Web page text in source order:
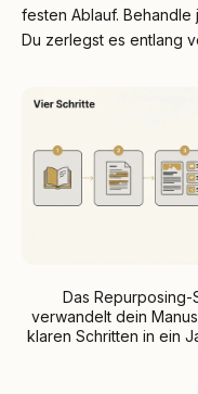
festen Ablauf.
Du zerlegst es entlang
Das Repurposing-
verwandelt dein
klaren Schritten in ein